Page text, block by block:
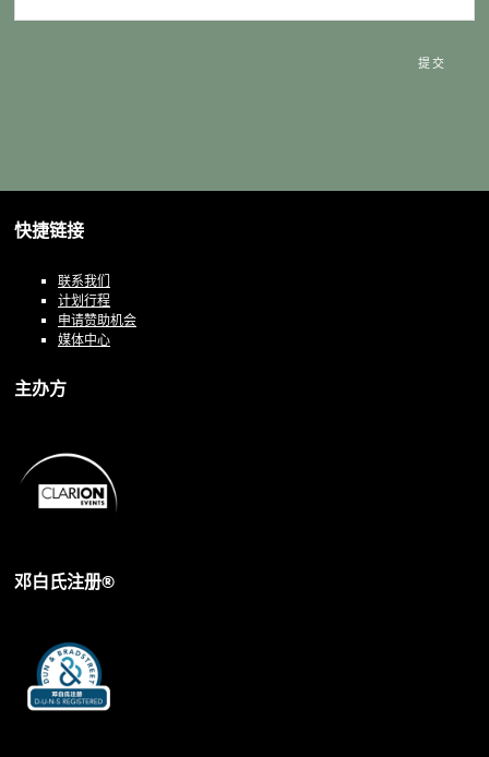
提交
快捷链接
联系我们
计划行程
申请赞助机会
媒体中心
主办方
邓白氏注册®